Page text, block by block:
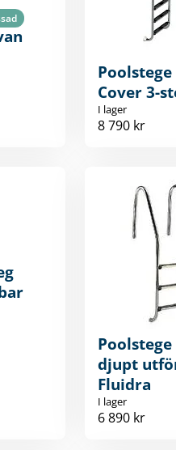
Cover 3-
I lager
8 790 kr
djupt
Fluidra
I lager
6 890 kr